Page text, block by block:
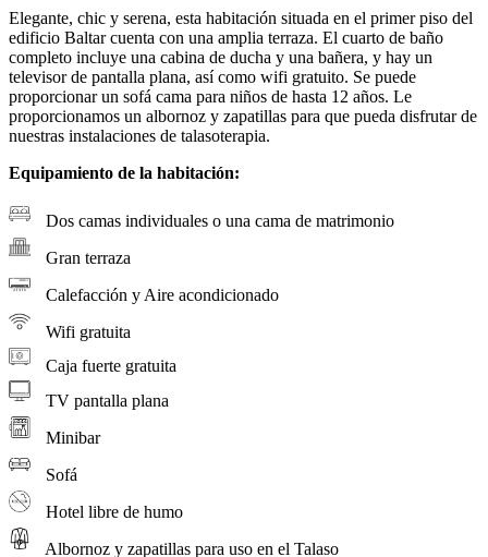
Elegante, chic y serena, esta habitación situada en el primer piso del
edificio Baltar cuenta con una amplia terraza. El cuarto de baño
completo incluye una cabina de ducha y una bañera, y hay un
televisor de pantalla plana, así como wifi gratuito. Se puede
proporcionar un sofá cama para niños de hasta 12 años. Le
proporcionamos un albornoz y zapatillas para que pueda disfrutar de
nuestras instalaciones de talasoterapia.
Equipamiento de la habitación:
Dos camas individuales o una cama de matrimonio
Gran terraza
Calefacción y Aire acondicionado
Wifi gratuita
Caja fuerte gratuita
TV pantalla plana
Minibar
Sofá
Hotel libre de humo
Albornoz y zapatillas para uso en el Talaso